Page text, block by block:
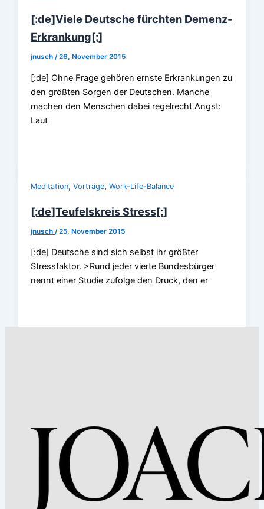
[:de]Viele Deutsche fürchten Demenz-
Erkrankung[:]
jnusch/26, November 2015
[:de] Ohne Frage gehören ernste Erkrankungen zu
den größten Sorgen der Deutschen. Manche
machen den Menschen dabei regelrecht Angst:
Laut
Meditation,Vorträge,Work-Life-Balance
[:de]Teufelskreis Stress[:]
jnusch /25, November 2015
[:de] Deutsche sind sich selbst ihr größter
Stressfaktor. >Rund jeder vierte Bundesbürger
nennt einer Studie zufolge den Druck, den er